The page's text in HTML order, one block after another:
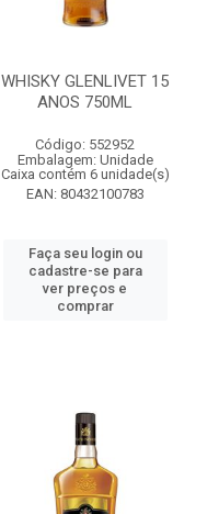
WHISKY GLENLIVET 15
ANOS 750ML
Código: 552952
Embalagem: Unidade
Caixa contém 6 unidade(s)
EAN: 80432100783
Faça seu login ou
cadastre-se para
ver preços e
comprar